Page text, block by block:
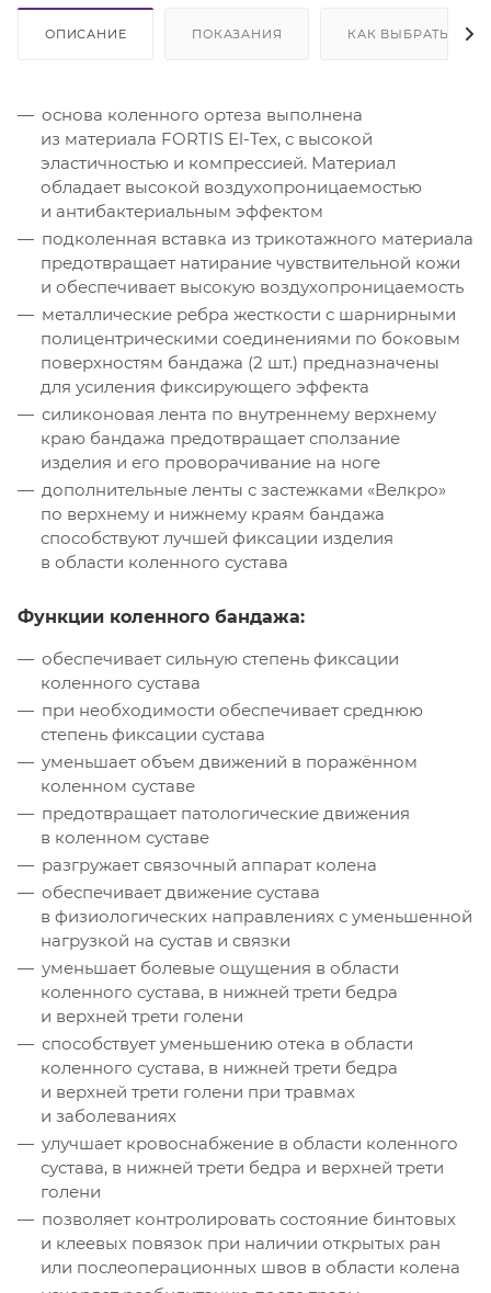
ОПИСАНИЕ ПОКАЗАНИЯ КАК ВЫБРАТЬ
основа коленного ортеза выполнена
из материала FORTIS El-Tex, с высокой
эластичностью и компрессией. Материал
обладает высокой воздухопроницаемостью
и антибактериальным эффектом
подколенная вставка из трикотажного материала
предотвращает натирание чувствительной кожи
и обеспечивает высокую воздухопроницаемость
металлические ребра жесткости с шарнирными
полицентрическими соединениями по боковым
поверхностям бандажа (2 шт.) предназначены
для усиления фиксирующего эффекта
силиконовая лента по внутреннему верхнему
краю бандажа предотвращает сползание
изделия и его проворачивание на ноге
дополнительные ленты с застежками «Велкро»
по верхнему и нижнему краям бандажа
способствуют лучшей фиксации изделия
в области коленного сустава
Функции коленного бандажа:
обеспечивает сильную степень фиксации
коленного сустава
при необходимости обеспечивает среднюю
степень фиксации сустава
уменьшает объем движений в поражённом
коленном суставе
предотвращает патологические движения
в коленном суставе
разгружает связочный аппарат колена
обеспечивает движение сустава
в физиологических направлениях с уменьшенной
нагрузкой на сустав и связки
уменьшает болевые ощущения в области
коленного сустава, в нижней трети бедра
и верхней трети голени
способствует уменьшению отека в области
коленного сустава, в нижней трети бедра
и верхней трети голени при травмах
и заболеваниях
улучшает кровоснабжение в области коленного
сустава, в нижней трети бедра и верхней трети
голени
позволяет контролировать состояние бинтовых
и клеевых повязок при наличии открытых ран
или послеоперационных швов в области колена